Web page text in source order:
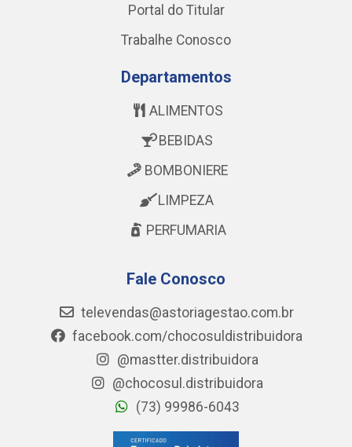
Portal do Titular
Trabalhe Conosco
Departamentos
ALIMENTOS
BEBIDAS
BOMBONIERE
LIMPEZA
PERFUMARIA
Fale Conosco
televendas@astoriagestao.com.br
facebook.com/chocosuldistribuidora
@mastter.distribuidora
@chocosul.distribuidora
(73) 99986-6043